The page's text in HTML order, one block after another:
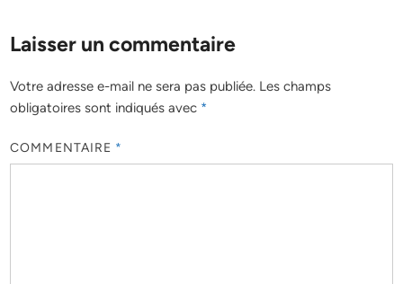
Laisser un commentaire
Votre adresse e-mail ne sera pas publiée. Les champs
obligatoires sont indiqués avec *
COMMENTAIRE *